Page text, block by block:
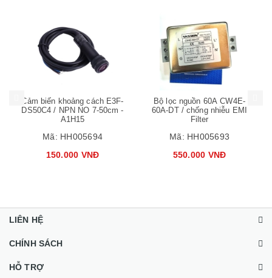
Cảm biến khoảng cách E3F-
DS50C4 / NPN NO 7-50cm -
A1H15
Mã: HH005694
150.000 VNĐ
Bộ lọc nguồn 60A CW4E-
60A-DT / chống nhiễu EMI
Filter
Mã: HH005693
550.000 VNĐ
Mua hàng
LIÊN HỆ
CHÍNH SÁCH
HỖ TRỢ